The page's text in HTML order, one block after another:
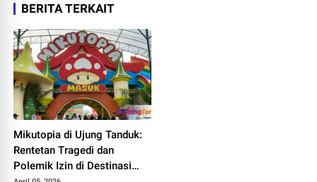
BERITA TERKAIT
Mikutopia di Ujung Tanduk:
Rentetan Tragedi dan
Polemik Izin di Destinasi